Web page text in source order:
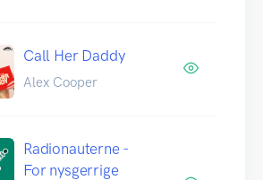
Call Her Daddy
Alex Cooper
Radionauterne -
For nysgerrige